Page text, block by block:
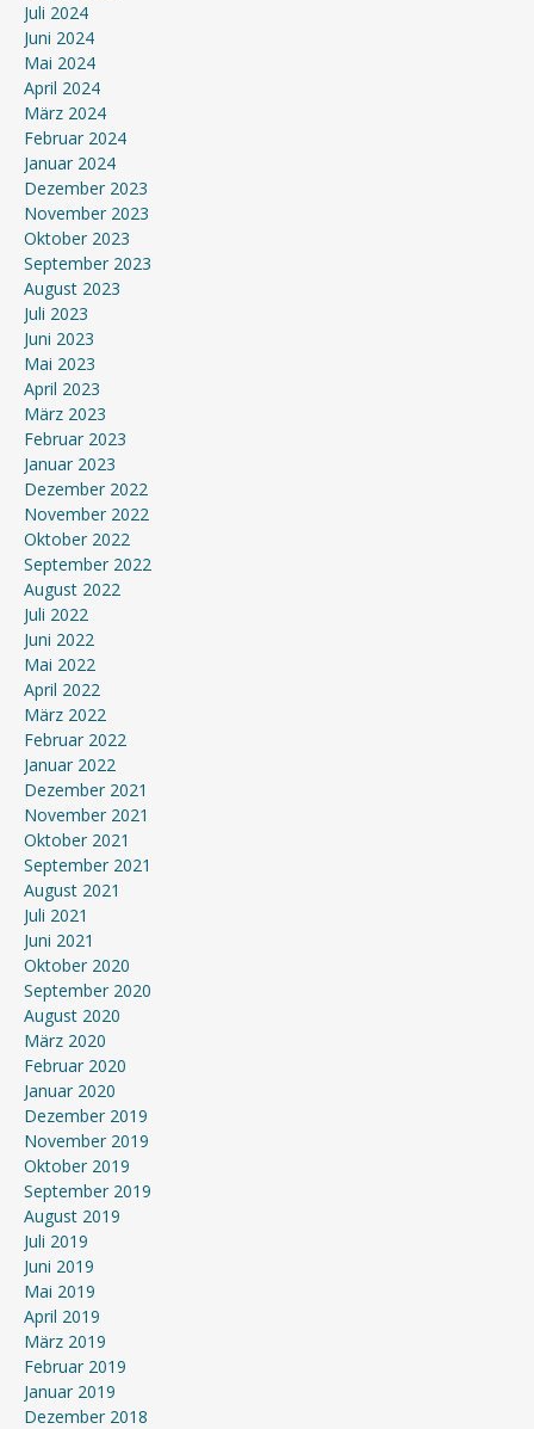
Juli 2024
Juni 2024
Mai 2024
April 2024
März 2024
Februar 2024
Januar 2024
Dezember 2023
November 2023
Oktober 2023
September 2023
August 2023
Juli 2023
Juni 2023
Mai 2023
April 2023
März 2023
Februar 2023
Januar 2023
Dezember 2022
November 2022
Oktober 2022
September 2022
August 2022
Juli 2022
Juni 2022
Mai 2022
April 2022
März 2022
Februar 2022
Januar 2022
Dezember 2021
November 2021
Oktober 2021
September 2021
August 2021
Juli 2021
Juni 2021
Oktober 2020
September 2020
August 2020
März 2020
Februar 2020
Januar 2020
Dezember 2019
November 2019
Oktober 2019
September 2019
August 2019
Juli 2019
Juni 2019
Mai 2019
April 2019
März 2019
Februar 2019
Januar 2019
Dezember 2018